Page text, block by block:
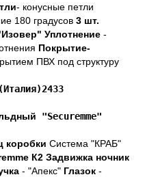
- конусные петли
180 градусов 3 шт.
Уплотнение -
Покрытие-
ПВХ под структуру
"Securemme"
коробки Система "КРАБ"
К2 Задвижка ночник
- "Апекс" Глазок -